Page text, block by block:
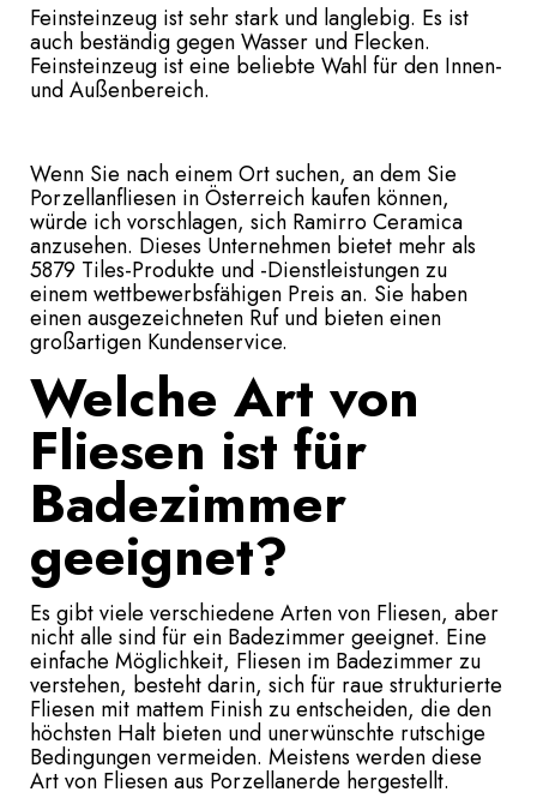
Feinsteinzeug ist sehr stark und langlebig. Es ist
auch beständig gegen Wasser und Flecken.
Feinsteinzeug ist eine beliebte Wahl für den Innen-
und Außenbereich.
Wenn Sie nach einem Ort suchen, an dem Sie
Porzellanfliesen in Österreich kaufen können,
würde ich vorschlagen, sich Ramirro Ceramica
anzusehen. Dieses Unternehmen bietet mehr als
5879 Tiles-Produkte und -Dienstleistungen zu
einem wettbewerbsfähigen Preis an. Sie haben
einen ausgezeichneten Ruf und bieten einen
großartigen Kundenservice.
Welche Art von
Fliesen ist für
Badezimmer
geeignet?
Es gibt viele verschiedene Arten von Fliesen, aber
nicht alle sind für ein Badezimmer geeignet. Eine
einfache Möglichkeit, Fliesen im Badezimmer zu
verstehen, besteht darin, sich für raue strukturierte
Fliesen mit mattem Finish zu entscheiden, die den
höchsten Halt bieten und unerwünschte rutschige
Bedingungen vermeiden. Meistens werden diese
Art von Fliesen aus Porzellanerde hergestellt.